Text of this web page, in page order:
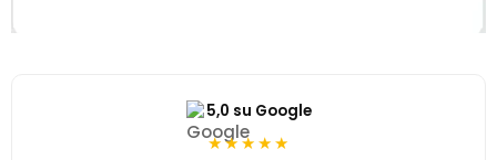
5,0 su Google
★★★★★